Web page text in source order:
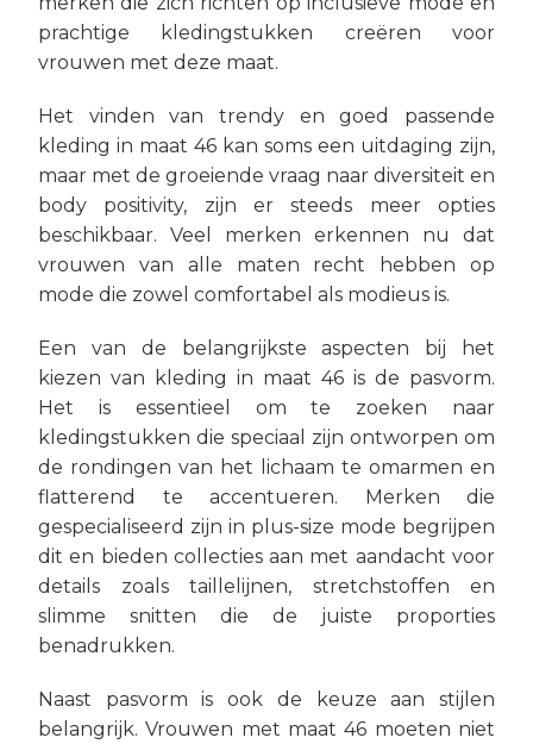
prachtige kledingstukken creëren voor
vrouwen met deze maat.
Het vinden van trendy en goed passende
kleding in maat 46 kan soms een uitdaging zijn,
maar met de groeiende vraag naar diversiteit en
body positivity, zijn er steeds meer opties
beschikbaar. Veel merken erkennen nu dat
vrouwen van alle maten recht hebben op
mode die zowel comfortabel als modieus is.
Een van de belangrijkste aspecten bij het
kiezen van kleding in maat 46 is de pasvorm.
Het is essentieel om te zoeken naar
kledingstukken die speciaal zijn ontworpen om
de rondingen van het lichaam te omarmen en
flatterend te accentueren. Merken die
gespecialiseerd zijn in plus-size mode begrijpen
dit en bieden collecties aan met aandacht voor
details zoals taillelijnen, stretchstoffen en
slimme snitten die de juiste proporties
benadrukken.
Naast pasvorm is ook de keuze aan stijlen
belangrijk. Vrouwen met maat 46 moeten niet